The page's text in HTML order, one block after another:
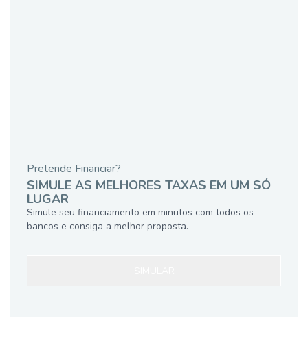
Pretende Financiar?
SIMULE AS MELHORES TAXAS EM UM SÓ
LUGAR
Simule seu financiamento em minutos com todos os
bancos e consiga a melhor proposta.